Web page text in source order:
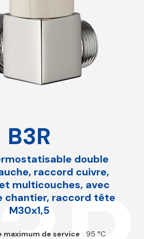
B3R
double
raccord cuivre,
multicouches, avec
chantier, raccord tête
M30x1,5
maximum de service : 95 °C